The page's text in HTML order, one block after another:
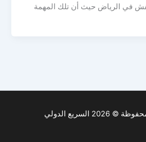
في الرياض حيث أن تلك المهمة
السريع الدولي